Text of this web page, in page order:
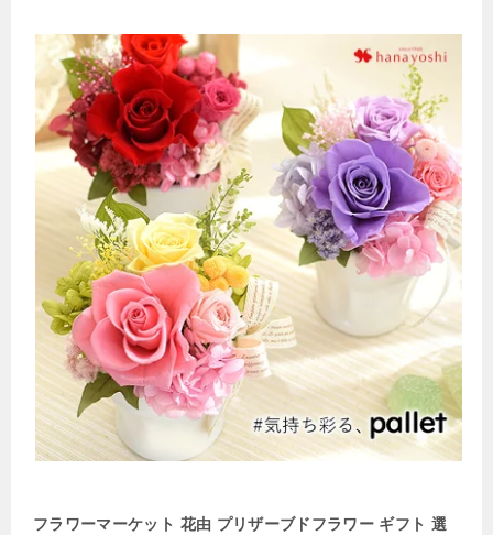
フラワーマーケット 花由 プリザーブドフラワー ギフト 選